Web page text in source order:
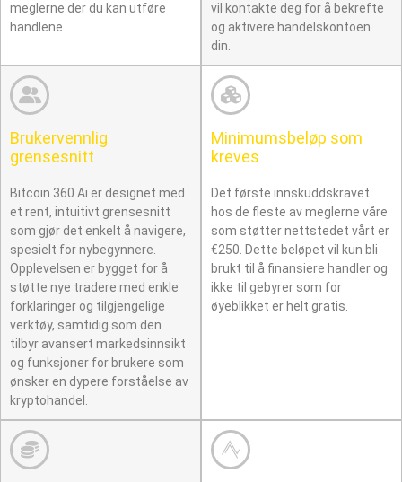
meglerne der du kan utføre
handlene.
vil kontakte deg for å bekrefte
og aktivere handelskontoen
din.
Brukervennlig
grensesnitt
Bitcoin 360 Ai er designet med
et rent, intuitivt grensesnitt
som gjør det enkelt å navigere,
spesielt for nybegynnere.
Opplevelsen er bygget for å
støtte nye tradere med enkle
forklaringer og tilgjengelige
verktøy, samtidig som den
tilbyr avansert markedsinnsikt
og funksjoner for brukere som
ønsker en dypere forståelse av
kryptohandel.
Minimumsbeløp som
kreves
Det første innskuddskravet
hos de fleste av meglerne våre
som støtter nettstedet vårt er
€250. Dette beløpet vil kun bli
brukt til å finansiere handler og
ikke til gebyrer som for
øyeblikket er helt gratis.